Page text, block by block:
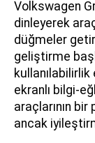
Volkswagen
dinleyerek
düğmeler
geliştirme
ekranlı bilgi-
araçlarının
ancak